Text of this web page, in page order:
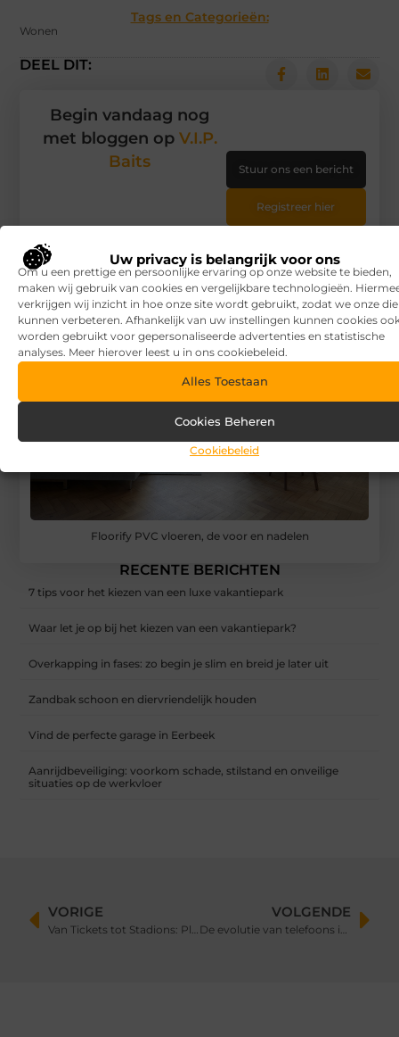
Uw privacy is belangrijk voor ons
Om u een prettige en persoonlijke ervaring op onze website te bieden,
maken wij gebruik van cookies en vergelijkbare technologieën.
verkrijgen wij inzicht in hoe onze site wordt gebruikt, zodat we onze
kunnen verbeteren. Afhankelijk van uw instellingen kunnen cookies
worden gebruikt voor gepersonaliseerde advertenties en statistische
analyses. Meer hierover leest u in ons cookiebeleid.
Alles Toestaan
Cookies Beheren
Cookiebeleid
Tags en Categorieën:
Wonen
DEEL DIT:
Floorify PVC vloeren, de voor en nadelen
RECENTE BERICHTEN
7 tips voor het kiezen van een luxe vakantiepark
Waar let je op bij het kiezen van een vakantiepark?
Overkapping in fases: zo begin je slim en breid je later uit
Zandbak schoon en diervriendelijk houden
Vind de perfecte garage in Eerbeek
Aanrijdbeveiliging: voorkom schade, stilstand en onveilige
situaties op de werkvloer
Begin vandaag nog
met bloggen op V.I.P.
Baits
Stuur ons een bericht
Registreer hier
VORIGE
Van Tickets tot Stadions: Plan Jouw Perfecte Voetbalreis
VOLGENDE
De evolutie van telefoons in de zakelijke wereld: van robuust tot verfijnd